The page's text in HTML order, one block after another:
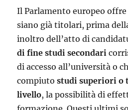
Il Parlamento europeo
siano già titolari, prima
inoltro dell’atto di
di fine studi secondari
di accesso all’università o
compiutostudi superiori o
livello, la possibilità di